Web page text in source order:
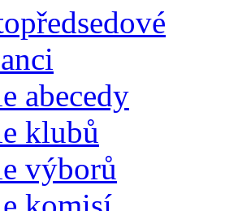
abecedy
klubů
výborů